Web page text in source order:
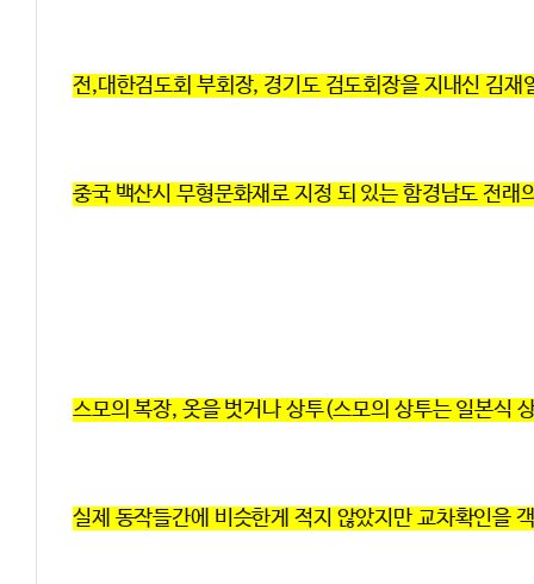
전,대한검도회 부회장, 경기도 검도회장을 지내신 김
중국 백산시 무형문화재로 지정 되 있는 함경남도 전
스모의 복장, 옷을 벗거나 상투(스모의 상투는 일본식
실제 동작들간에 비슷한게 적지 않았지만 교차확인을